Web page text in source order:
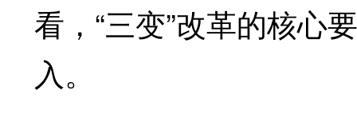
看，“三变”改革的核心
入。